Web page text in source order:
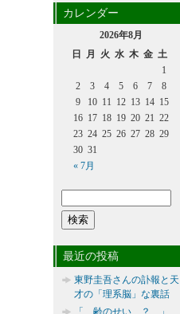
カレンダー
2026年8月
日
月 火 水 木 金 土
« 7月
1
2
3 4 5 6 7
8
9
10 11 12 13 14 15
16 17 18 19 20 21 22
23 24 25 26 27 28 29
30 31
最近の投稿
東野圭吾さんの訃報と天
才の「理系脳」な裏話
「 齢のせい ？ 」